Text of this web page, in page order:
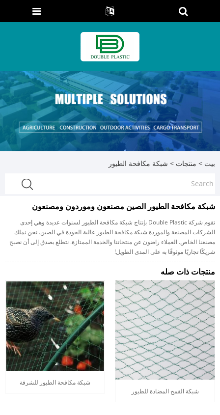
بيت > منتجات > شبكة مكافحة الطيور
شبكة مكافحة الطيور الصين مصنعون وموردون ومصنعون
تقوم شركة Double Plastic بإنتاج شبكة مكافحة الطيور لسنوات عديدة وهي إحدى
الشركات المصنعة والموردة شبكة مكافحة الطيور عالية الجودة في الصين. نحن نملك
مصنعنا الخاص. العملاء راضون عن منتجاتنا والخدمة الممتازة. نتطلع بصدق إلى أن نصبح
شريكًا تجاريًا موثوقًا به على المدى الطويل!
منتجات ذات صله
شبكة القمح المضادة للطيور
شبكة مكافحة الطيور للشرفة